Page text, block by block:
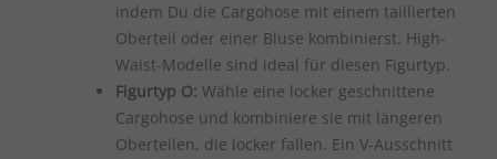
indem Du die Cargohose mit einem taillierten
Oberteil oder einer Bluse kombinierst. High-
Waist-Modelle sind ideal für diesen Figurtyp.
Figurtyp O: Wähle eine locker geschnittene
Cargohose und kombiniere sie mit längeren
Oberteilen, die locker fallen. Ein V-Ausschnitt